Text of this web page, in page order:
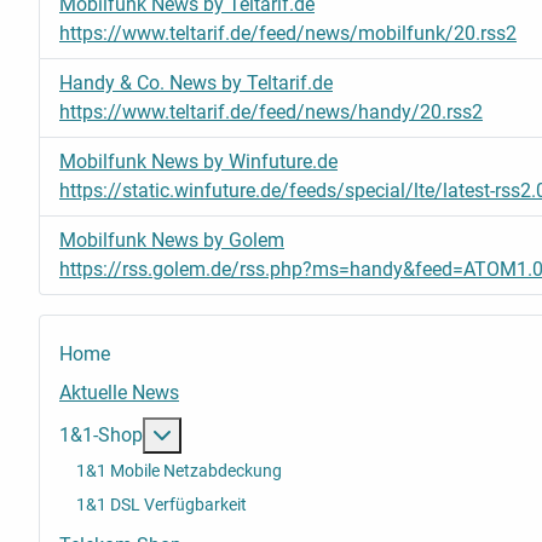
Home
Aktuelle News
1&1-Shop
1&1 Mobile Netzabdeckung
1&1 DSL Verfügbarkeit
https://www.teltarif.de/feed/news/mobilfunk/20.rss2
Handy & Co. News by Teltarif.de
https://www.teltarif.de/feed/news/handy/20.rss2
Mobilfunk News by Winfuture.de
https://static.winfuture.de/feeds/special/lte/latest-
Mobilfunk News by Golem
https://rss.golem.de/rss.php?ms=handy&feed=ATOM1.0